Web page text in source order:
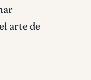
arte de